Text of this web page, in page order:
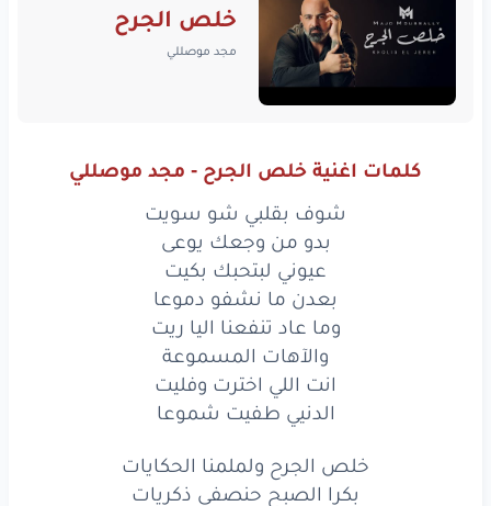
خلص الجرح
مجد موصللي
كلمات اغنية خلص الجرح - مجد موصللي
شوف بقلبي شو سويت
بدو من وجعك يوعى
عيوني لبتحبك بكيت
بعدن ما نشفو دموعا
وما عاد تنفعنا اليا ريت
والآهات المسموعة
انت اللي اخترت وفليت
الدنيي طفيت شموعا
خلص الجرح ولملمنا الحكايات
بكرا الصبح حنصفي ذكريات